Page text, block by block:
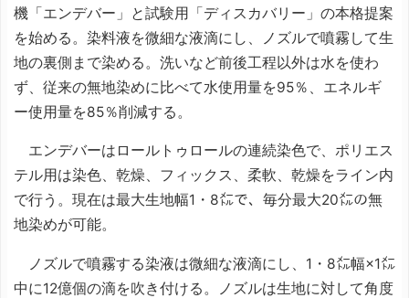
機「エンデバー」と試験用「ディスカバリー」の本格提案
を始める。染料液を微細な液滴にし、ノズルで噴霧して生
地の裏側まで染める。洗いなど前後工程以外は水を使わ
ず、従来の無地染めに比べて水使用量を95％、エネルギ
ー使用量を85％削減する。
エンデバーはロールトゥロールの連続染色で、ポリエス
テル用は染色、乾燥、フィックス、柔軟、乾燥をライン内
で行う。現在は最大生地幅1・8㍍で、毎分最大20㍍の無
地染めが可能。
ノズルで噴霧する染液は微細な液滴にし、1・8㍍幅×1㍍
中に12億個の滴を吹き付ける。ノズルは生地に対して角度